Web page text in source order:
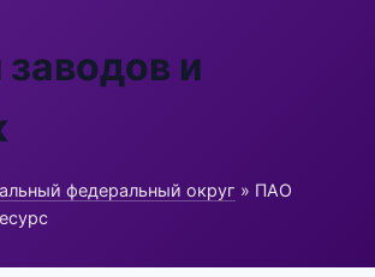
и
федеральный округ » ПАО